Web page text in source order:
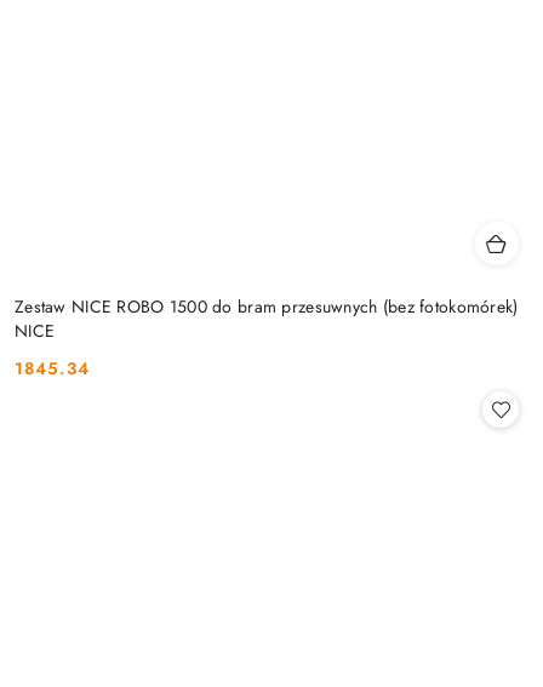
Zestaw NICE ROBO 1500 do bram przesuwnych (bez fotokomórek)
NICE
Cena:
1845.34